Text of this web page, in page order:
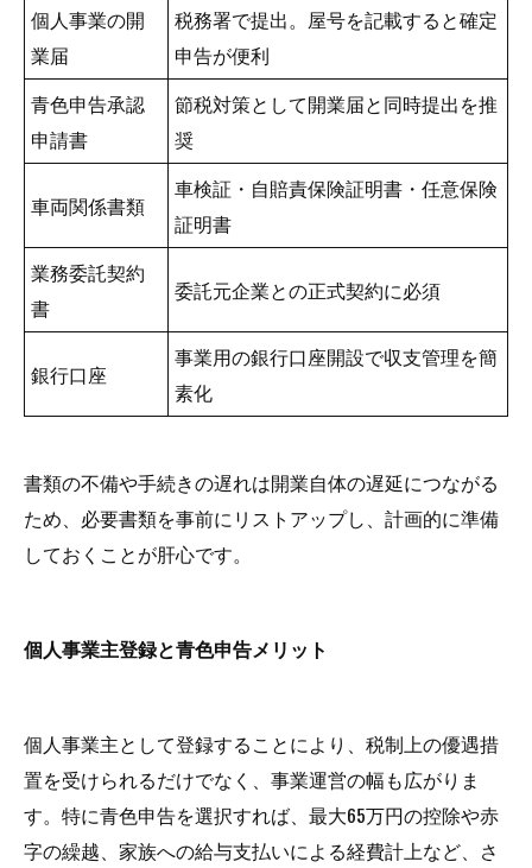
個人事業の開
業届
税務署で提出。屋号を記載すると確定
申告が便利
青色申告承認
申請書
節税対策として開業届と同時提出を推
奨
車両関係書類
車検証・自賠責保険証明書・任意保険
証明書
業務委託契約
書
委託元企業との正式契約に必須
銀行口座
事業用の銀行口座開設で収支管理を簡
素化
書類の不備や手続きの遅れは開業自体の遅延につながる
ため、必要書類を事前にリストアップし、計画的に準備
しておくことが肝心です。
個人事業主登録と青色申告メリット
個人事業主として登録することにより、税制上の優遇措
置を受けられるだけでなく、事業運営の幅も広がりま
す。特に青色申告を選択すれば、最大65万円の控除や赤
字の繰越、家族への給与支払いによる経費計上など、さ